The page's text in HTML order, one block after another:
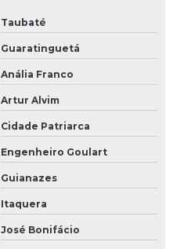
Taubaté
Guaratinguetá
Anália Franco
Artur Alvim
Cidade Patriarca
Engenheiro Goulart
Guianazes
Itaquera
José Bonifácio